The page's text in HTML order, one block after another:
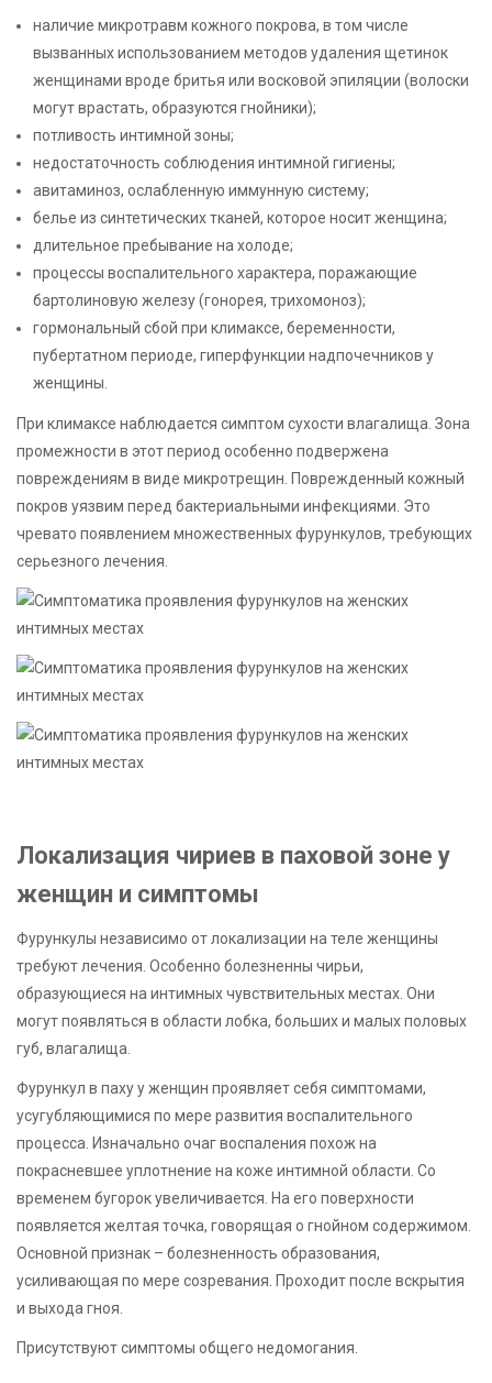
наличие микротравм кожного покрова, в том числе
вызванных использованием методов удаления щетинок
женщинами вроде бритья или восковой эпиляции (волоски
могут врастать, образуются гнойники);
потливость интимной зоны;
недостаточность соблюдения интимной гигиены;
авитаминоз, ослабленную иммунную систему;
белье из синтетических тканей, которое носит женщина;
длительное пребывание на холоде;
процессы воспалительного характера, поражающие
бартолиновую железу (гонорея, трихомоноз);
гормональный сбой при климаксе, беременности,
пубертатном периоде, гиперфункции надпочечников у
женщины.
При климаксе наблюдается симптом сухости влагалища. Зона
промежности в этот период особенно подвержена
повреждениям в виде микротрещин. Поврежденный кожный
покров уязвим перед бактериальными инфекциями. Это
чревато появлением множественных фурункулов, требующих
серьезного лечения.
Локализация чириев в паховой зоне у
женщин и симптомы
Фурункулы независимо от локализации на теле женщины
требуют лечения. Особенно болезненны чирьи,
образующиеся на интимных чувствительных местах. Они
могут появляться в области лобка, больших и малых половых
губ, влагалища.
Фурункул в паху у женщин проявляет себя симптомами,
усугубляющимися по мере развития воспалительного
процесса. Изначально очаг воспаления похож на
покрасневшее уплотнение на коже интимной области. Со
временем бугорок увеличивается. На его поверхности
появляется желтая точка, говорящая о гнойном содержимом.
Основной признак – болезненность образования,
усиливающая по мере созревания. Проходит после вскрытия
и выхода гноя.
Присутствуют симптомы общего недомогания.